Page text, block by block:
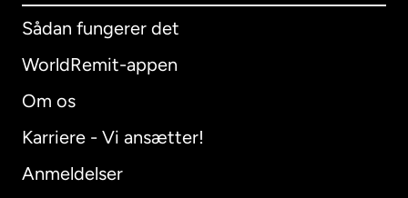
Sådan fungerer det
WorldRemit-appen
Om os
Karriere - Vi ansætter!
Anmeldelser